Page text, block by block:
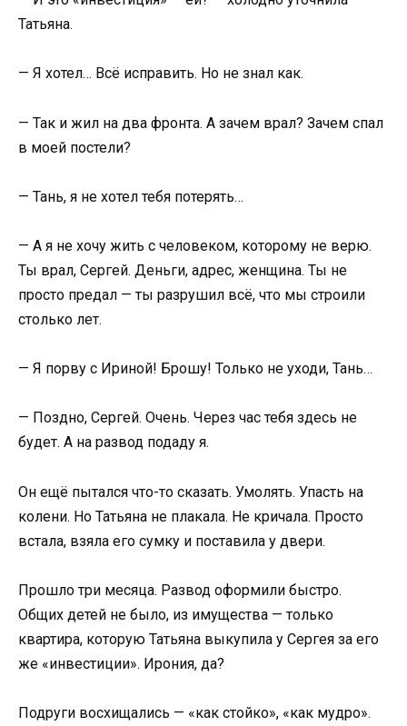
Татьяна.
— Я хотел… Всё исправить. Но не знал как.
— Так и жил на два фронта. А зачем врал? Зачем спал
в моей постели?
— Тань, я не хотел тебя потерять…
— А я не хочу жить с человеком, которому не верю.
Ты врал, Сергей. Деньги, адрес, женщина. Ты не
просто предал — ты разрушил всё, что мы строили
столько лет.
— Я порву с Ириной! Брошу! Только не уходи, Тань…
— Поздно, Сергей. Очень. Через час тебя здесь не
будет. А на развод подаду я.
Он ещё пытался что-то сказать. Умолять. Упасть на
колени. Но Татьяна не плакала. Не кричала. Просто
встала, взяла его сумку и поставила у двери.
Прошло три месяца. Развод оформили быстро.
Общих детей не было, из имущества — только
квартира, которую Татьяна выкупила у Сергея за его
же «инвестиции». Ирония, да?
Подруги восхищались — «как стойко», «как мудро».